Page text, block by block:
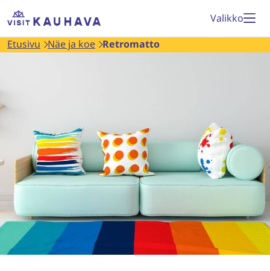
Siirry
Etusivu
Valikko
Etusivu Näe ja koe Retromatto